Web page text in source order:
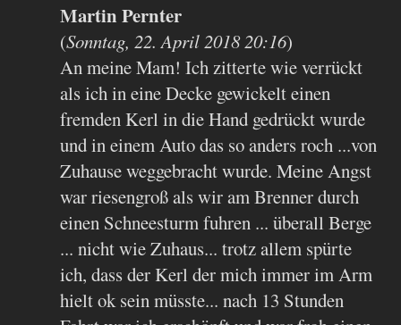
Martin Pernter
(Sonntag, 22. April 2018 20:16)
An meine Mam! Ich zitterte wie verrückt
als ich in eine Decke gewickelt einen
fremden Kerl in die Hand gedrückt wurde
und in einem Auto das so anders roch ...von
Zuhause weggebracht wurde. Meine Angst
war riesengroß als wir am Brenner durch
einen Schneesturm fuhren ... überall Berge
... nicht wie Zuhaus... trotz allem spürte
ich, dass der Kerl der mich immer im Arm
hielt ok sein müsste... nach 13 Stunden